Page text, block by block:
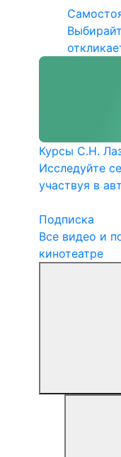
Курсы С.Н.
Исследуйте
участвуя в
Подписка
Все видео и
кинотеатре